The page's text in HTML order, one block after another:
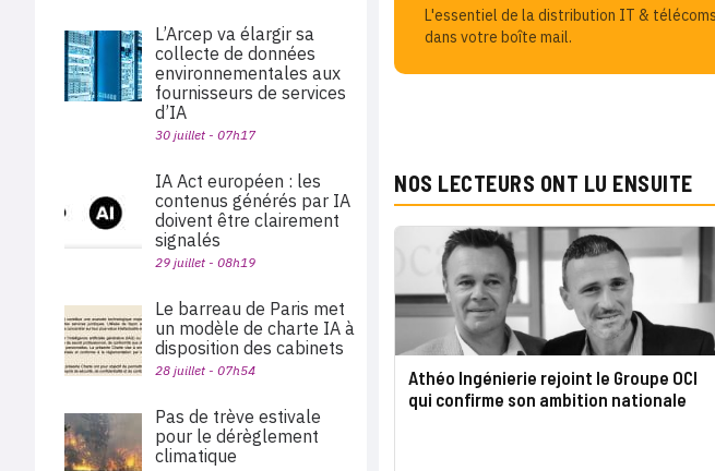
L'essentiel de la distribution IT &
dans votre boîte mail.
NOS LECTEURS ONT LU ENSUITE
Athéo Ingénierie rejoint le Groupe OCI
qui confirme son ambition nationale
L’Arcep va élargir sa
collecte de données
environnementales aux
fournisseurs de services
d’IA
30 juillet - 07h17
IA Act européen : les
contenus générés par IA
doivent être clairement
signalés
29 juillet - 08h19
Le barreau de Paris met
un modèle de charte IA à
disposition des cabinets
28 juillet - 07h54
Pas de trève estivale
pour le dérèglement
climatique